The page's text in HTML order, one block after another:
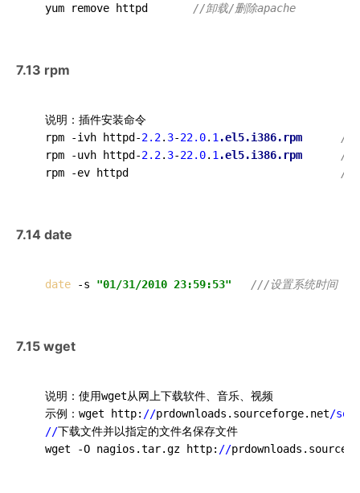
  yum remove httpd
//卸载/删除apache
7.13 rpm
  说明：插件安装命令
  rpm -ivh httpd-
2.2. 3-22.0. 1 .el5.i386.rpm
//
  rpm -uvh httpd-
2.2. 3-22.0. 1 .el5.i386.rpm
//
  rpm -ev httpd
//
7.14 date
date -s "01/31/2010 23:59:53" ///设置系统时间
7.15 wget
  说明：使用wget从网上下载软件、音乐、视频
  示例：wget http:
//prdownloads.sourceforge.net/
//下载文件并以指定的文件名保存文件
  wget -O nagios.tar.gz http:
//